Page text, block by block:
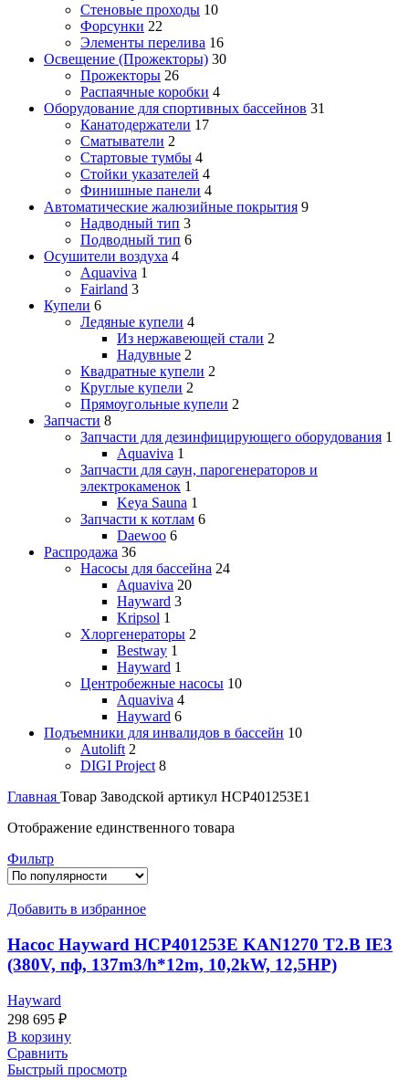
Стеновые проходы 10
Форсунки 22
Элементы перелива 16
Освещение (Прожекторы) 30
Прожекторы 26
Распаячные коробки 4
Оборудование для спортивных бассейнов 31
Канатодержатели 17
Сматыватели 2
Стартовые тумбы 4
Стойки указателей 4
Финишные панели 4
Автоматические жалюзийные покрытия 9
Надводный тип 3
Подводный тип 6
Осушители воздуха 4
Aquaviva 1
Fairland 3
Купели 6
Ледяные купели 4
Из нержавеющей стали 2
Надувные 2
Квадратные купели 2
Круглые купели 2
Прямоугольные купели 2
Запчасти 8
Запчасти для дезинфицирующего оборудования 1
Aquaviva 1
Запчасти для саун, парогенераторов и
электрокаменок 1
Keya Sauna 1
Запчасти к котлам 6
Daewoo 6
Распродажа 36
Насосы для бассейна 24
Aquaviva 20
Hayward 3
Kripsol 1
Хлоргенераторы 2
Bestway 1
Hayward 1
Центробежные насосы 10
Aquaviva 4
Hayward 6
Подъемники для инвалидов в бассейн 10
Autolift 2
DIGI Project 8
Главная Товар Заводской артикул HCP401253E1
Отображение единственного товара
Фильтр
Добавить в избранное
Насос Hayward HCP401253E KAN1270 T2.B IE3
(380V, пф, 137m3/h*12m, 10,2kW, 12,5HP)
Hayward
298 695 ₽
В корзину
Сравнить
Быстрый просмотр